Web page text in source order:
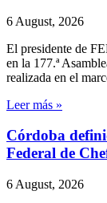
6 August, 2026
El presidente de
en la 177.ª
realizada en el
Leer más »
Córdoba
Federal de
6 August, 2026